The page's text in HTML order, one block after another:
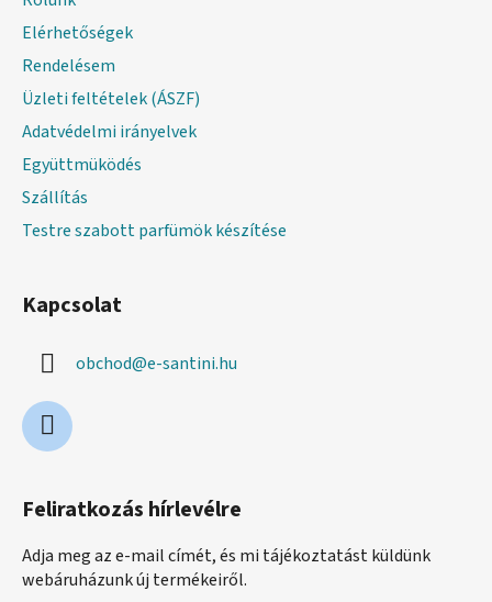
Elérhetőségek
Rendelésem
Üzleti feltételek (ÁSZF)
Adatvédelmi irányelvek
Együttmüködés
Szállítás
Testre szabott parfümök készítése
Kapcsolat
obchod@e-santini.hu
Feliratkozás hírlevélre
Adja meg az e-mail címét, és mi tájékoztatást küldünk
webáruházunk új termékeiről.